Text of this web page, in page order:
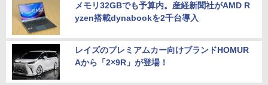
メモリ32GBでも予算内。産経新聞社がAMD R
yzen搭載dynabookを2千台導入
レイズのプレミアムカー向けブランドHOMUR
Aから「2×9R」が登場！